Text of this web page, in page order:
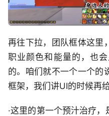
再往下拉，团队框体这里
职业颜色和能量的，也
的。咱们就不一个一个的
框架，我们讲UI的时候再
·这里的第一个预汁治疗